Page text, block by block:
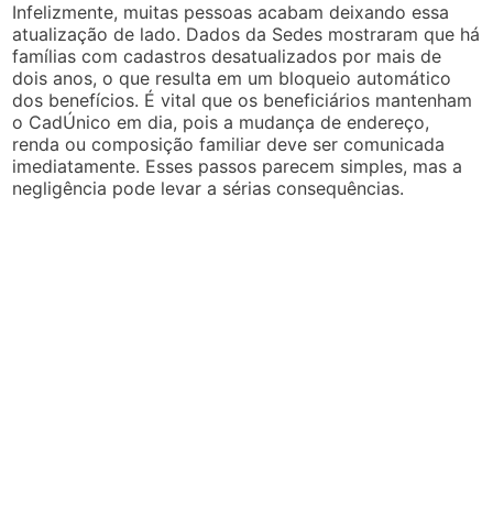
Infelizmente, muitas pessoas acabam deixando essa
atualização de lado. Dados da Sedes mostraram que há
famílias com cadastros desatualizados por mais de
dois anos, o que resulta em um bloqueio automático
dos benefícios. É vital que os beneficiários mantenham
o CadÚnico em dia, pois a mudança de endereço,
renda ou composição familiar deve ser comunicada
imediatamente. Esses passos parecem simples, mas a
negligência pode levar a sérias consequências.